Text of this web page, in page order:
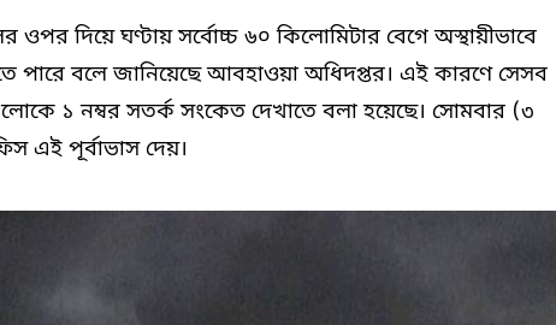
ওপর দিয়ে ঘণ্টায় সর্বোচ্চ ৬০ কিলোমিটার বেগে অস্থায়ীভাবে
পারে বলে জানিয়েছে আবহাওয়া অধিদপ্তর। এই কারণে সেসব
১ নম্বর সতর্ক সংকেত দেখাতে বলা হয়েছে। সোমবার (৩
এই পূর্বাভাস দেয়।